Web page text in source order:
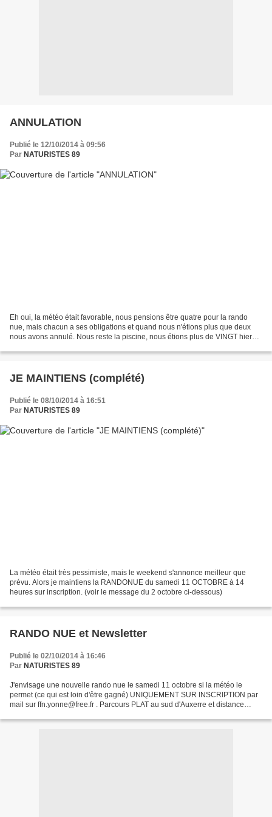
ANNULATION
Publié le 12/10/2014 à 09:56
Par NATURISTES 89
Eh oui, la météo était favorable, nous pensions être quatre pour la rando
nue, mais chacun a ses obligations et quand nous n'étions plus que deux
nous avons annulé. Nous reste la piscine, nous étions plus de VINGT hier
JE MAINTIENS (complété)
Publié le 08/10/2014 à 16:51
Par NATURISTES 89
La météo était très pessimiste, mais le weekend s'annonce meilleur que
prévu. Alors je maintiens la RANDONUE du samedi 11 OCTOBRE à 14
heures sur inscription. (voir le message du 2 octobre ci-dessous)
RANDO NUE et Newsletter
Publié le 02/10/2014 à 16:46
Par NATURISTES 89
J'envisage une nouvelle rando nue le samedi 11 octobre si la météo le
permet (ce qui est loin d'être gagné) UNIQUEMENT SUR INSCRIPTION par
mail sur ffn.yonne@free.fr . Parcours PLAT au sud d'Auxerre et distance